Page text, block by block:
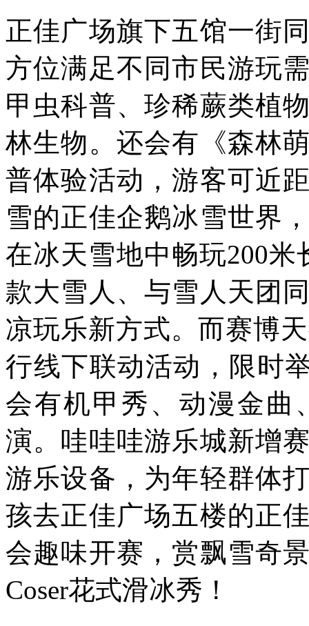
正佳广场旗下五馆一街
方位满足不同市民游玩
甲虫科普、珍稀蕨类植
林生物。还会有《森林
普体验活动，游客可近
雪的正佳企鹅冰雪世界
在冰天雪地中畅玩200
款大雪人、与雪人天团
凉玩乐新方式。而赛博
行线下联动活动，限时
会有机甲秀、动漫金曲
演。哇哇哇游乐城新增
游乐设备，为年轻群体
孩去正佳广场五楼的正
会趣味开赛，赏飘雪奇
Coser花式滑冰秀！